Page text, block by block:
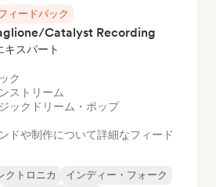
ィードバック
Catalyst Recording
キスパート
ク
ストリーム
ック ドリーム・ポップ
ドや制作について詳細なフィード
クトロニカ
インディー・フォーク